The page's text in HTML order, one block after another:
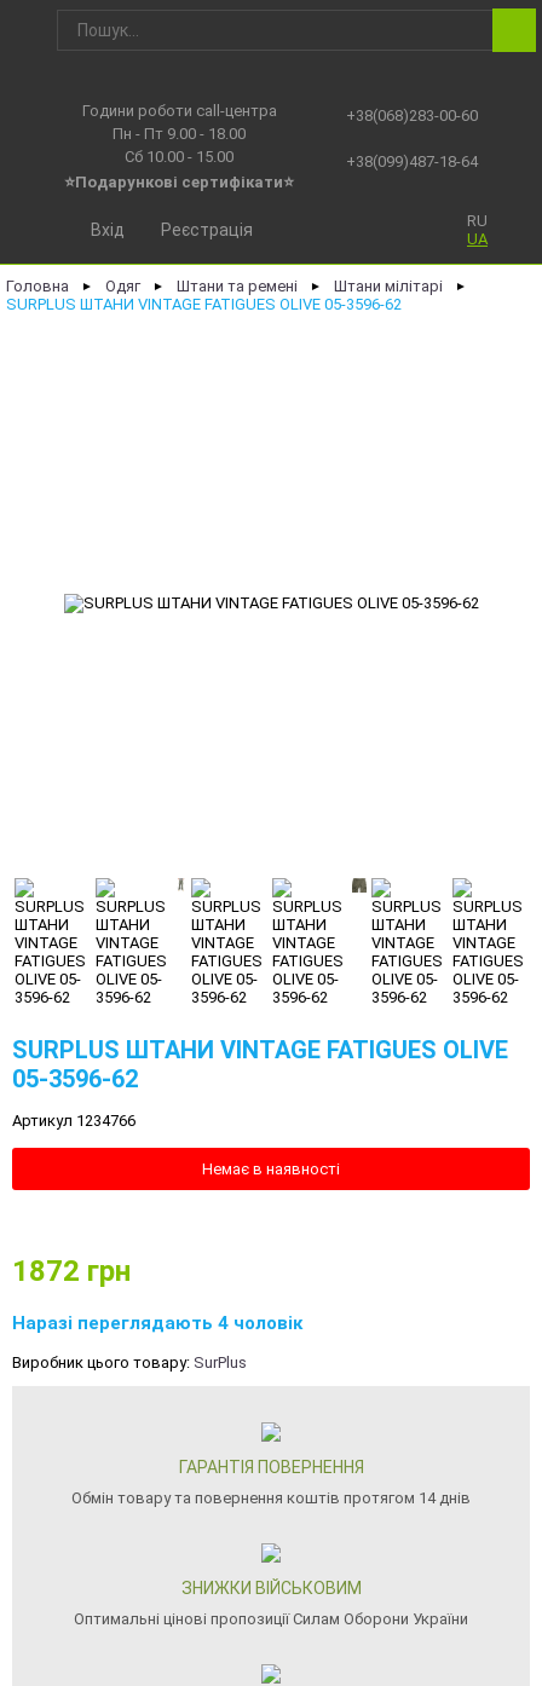
Години роботи call-центра
Пн - Пт 9.00 - 18.00
Сб 10.00 - 15.00
⭐Подарункові сертифікати⭐
+38(068)283-00-60
+38(099)487-18-64
RU
UA
Вхід Реєстрація
Головна ► Одяг ► Штани та ремені ► Штани мілітарі ►
SURPLUS ШТАНИ VINTAGE FATIGUES OLIVE 05-3596-62
SURPLUS ШТАНИ VINTAGE FATIGUES OLIVE
05-3596-62
Артикул 1234766
Немає в наявності
1872 грн
Наразі переглядають 4 чоловік
Виробник цього товару: SurPlus
ГАРАНТІЯ ПОВЕРНЕННЯ
Обмін товару та повернення коштів протягом 14 днів
ЗНИЖКИ ВІЙСЬКОВИМ
Оптимальні цінові пропозиції Силам Оборони України